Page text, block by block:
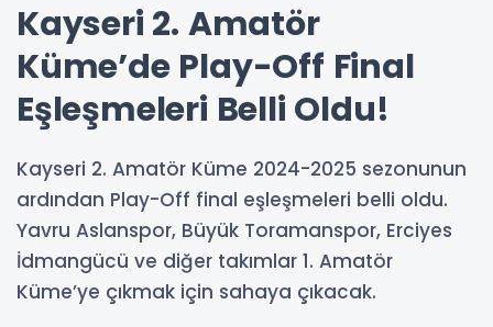
Kayseri 2. Amatör
Küme’de Play-Off Final
Eşleşmeleri Belli Oldu!
Kayseri 2. Amatör Küme 2024-2025 sezonunun
ardından Play-Off final eşleşmeleri belli oldu.
Yavru Aslanspor, Büyük Toramanspor, Erciyes
İdmangücü ve diğer takımlar 1. Amatör
Küme’ye çıkmak için sahaya çıkacak.